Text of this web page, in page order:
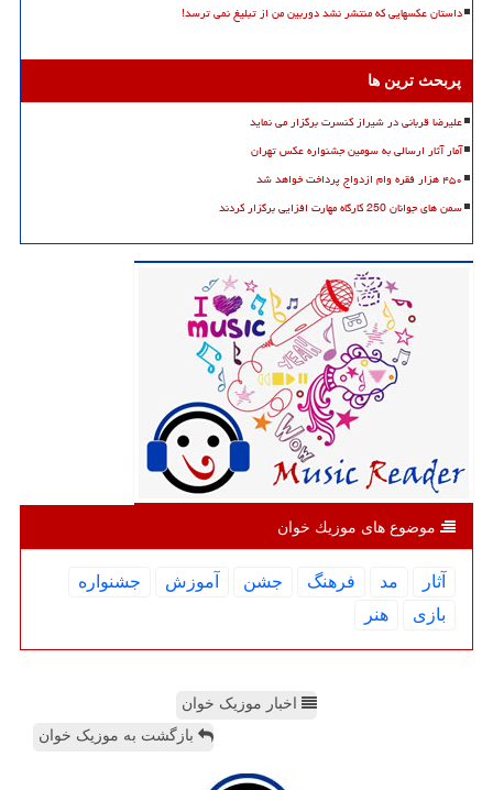
داستان عکسهایی که منتشر نشد دوربین من از تبلیغ نمی ترسد!
پربحث ترین ها
علیرضا قربانی در شیراز کنسرت برگزار می نماید
آمار آثار ارسالی به سومین جشنواره عکس تهران
۴۵۰ هزار فقره وام ازدواج پرداخت خواهد شد
سمن های جوانان 250 کارگاه مهارت افزایی برگزار کردند
موضوع های موزیك خوان
آثار مد فرهنگ جشن آموزش
جشنواره
بازی
هنر
اخبار موزیک خوان
بازگشت به موزیک خوان